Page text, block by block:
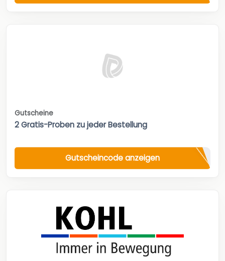
Gutscheine
2 Gratis-Proben zu jeder Bestellung
Gutscheincode anzeigen